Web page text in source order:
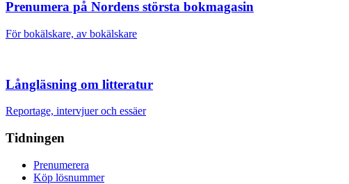
Prenumera på Nordens största bokmagasin
För bokälskare, av bokälskare
Långläsning om litteratur
Reportage, intervjuer och essäer
Tidningen
Prenumerera
Köp lösnummer